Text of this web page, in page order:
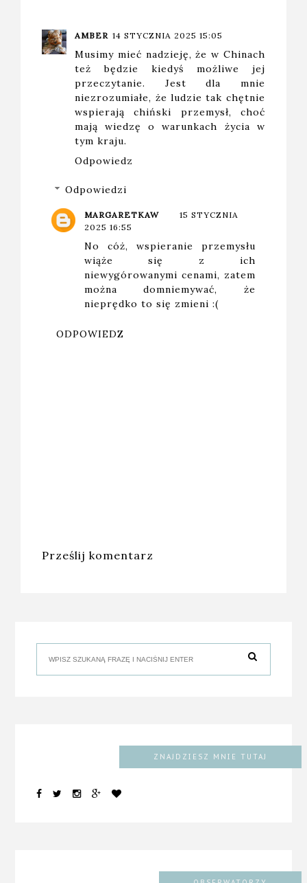
AMBER 14 STYCZNIA 2025 15:05
Musimy mieć nadzieję, że w Chinach
też będzie kiedyś możliwe jej
przeczytanie. Jest dla mnie
niezrozumiałe, że ludzie tak chętnie
wspierają chiński przemysł, choć
mają wiedzę o warunkach życia w
tym kraju.
Odpowiedz
Odpowiedzi
MARGARETKAW
15 STYCZNIA
2025 16:55
No cóż, wspieranie przemysłu
wiąże się z ich
niewygórowanymi cenami, zatem
można domniemywać, że
nieprędko to się zmieni :(
ODPOWIEDZ
Prześlij komentarz
ZNAJDZIESZ MNIE TUTAJ